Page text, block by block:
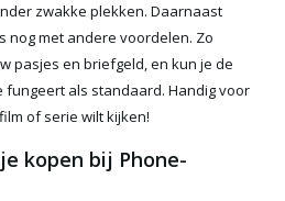
zwakke plekken. Daarnaast
met andere voordelen. Zo
pasjes en briefgeld, en kun je de
als standaard. Handig voor
of serie wilt kijken!
kopen bij Phone-